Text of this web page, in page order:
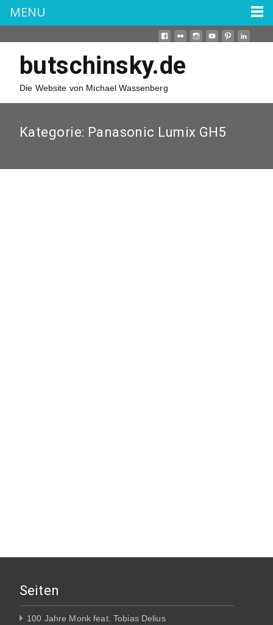
butschinsky.de
Die Website von Michael Wassenberg
Kategorie: Panasonic Lumix GH5
Seiten
100 Jahre Monk feat. Tobias Delius
MENU